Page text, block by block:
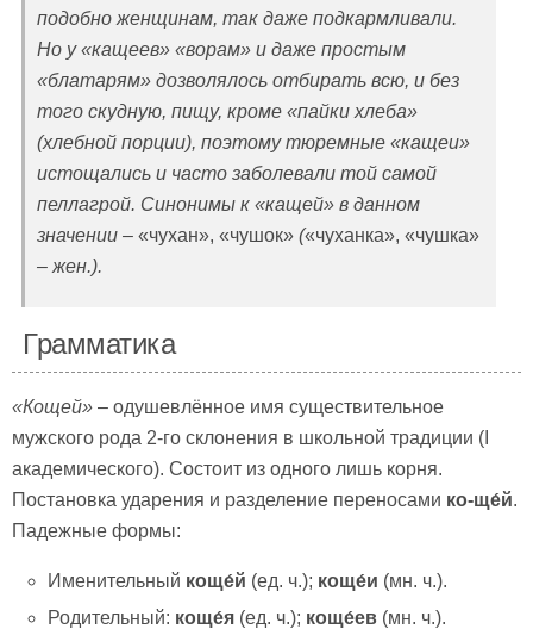
подобно женщинам, так даже подкармливали.
Но у «кащеев» «ворам» и даже простым
«блатарям» дозволялось отбирать всю, и без
того скудную, пищу, кроме «пайки хлеба»
(хлебной порции), поэтому тюремные «кащеи»
истощались и часто заболевали той самой
пеллагрой. Синонимы к «кащей» в данном
значении – «чухан», «чушок» («чуханка», «чушка»
– жен.).
Грамматика
«Кощей» – одушевлённое имя существительное
мужского рода 2-го склонения в школьной традиции (I
академического). Состоит из одного лишь корня.
Постановка ударения и разделение переносами ко-ще́й.
Падежные формы:
Именительный коще́й (ед. ч.); коще́и (мн. ч.).
Родительный: коще́я (ед. ч.); коще́ев (мн. ч.).